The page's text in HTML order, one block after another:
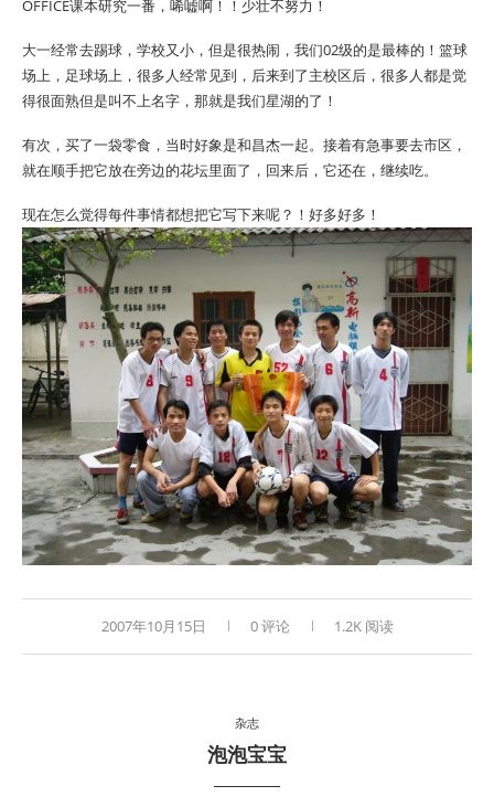
OFFICE课本研究一番，唏嘘啊！！少壮不努力！
大一经常去踢球，学校又小，但是很热闹，我们02级的是最棒的！篮球
场上，足球场上，很多人经常见到，后来到了主校区后，很多人都是觉
得很面熟但是叫不上名字，那就是我们星湖的了！
有次，买了一袋零食，当时好象是和昌杰一起。接着有急事要去市区，
就在顺手把它放在旁边的花坛里面了，回来后，它还在，继续吃。
现在怎么觉得每件事情都想把它写下来呢？！好多好多！
2007年10月15日 0 评论 1.2K 阅读
杂志
泡泡宝宝